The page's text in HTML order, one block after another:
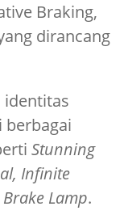
Braking,
dirancang
identitas
Stunning
Infinite
Brake Lamp.